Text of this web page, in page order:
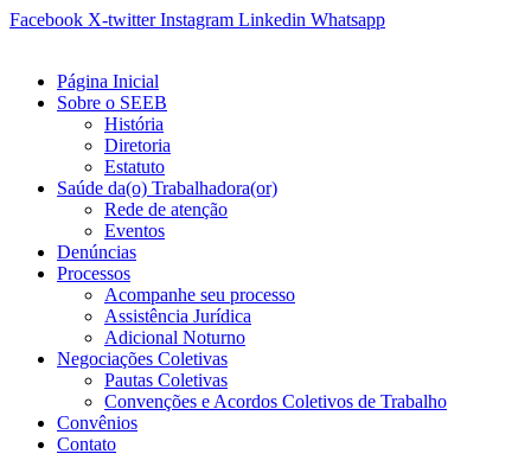
Ir
conteúdo
Facebook X-twitter Instagram Linkedin Whatsapp
Página Inicial
Sobre o SEEB
História
Diretoria
Estatuto
Saúde da(o) Trabalhadora(or)
Rede de atenção
Eventos
Denúncias
Processos
Acompanhe seu processo
Assistência Jurídica
Adicional Noturno
Negociações Coletivas
Pautas Coletivas
Convenções e Acordos Coletivos de Trabalho
Convênios
Contato